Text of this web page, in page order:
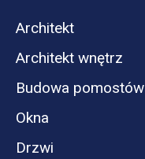
Architekt
Architekt wnętrz
Budowa pomostów
Okna
Drzwi